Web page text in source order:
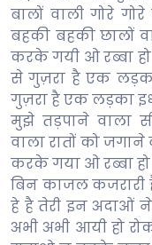
बालों वाली गोरे
बहकी बहकी छालों
करके गयी ओ रब्बा हो
से गुज़रा है एक
गुज़रा है एक लड़का
मुझे तड़पाने वाला
वाला रातों को जगाने
करके गया ओ रब्बा हो
बिन काजल कजरारी
हे है तेरी इन अदाओं ने
अभी अभी आयी हो